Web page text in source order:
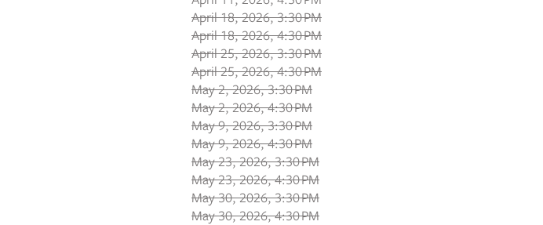
April 18, 2026, 3:30 PM
April 18, 2026, 4:30 PM
April 25, 2026, 3:30 PM
April 25, 2026, 4:30 PM
May 2, 2026, 3:30 PM
May 2, 2026, 4:30 PM
May 9, 2026, 3:30 PM
May 9, 2026, 4:30 PM
May 23, 2026, 3:30 PM
May 23, 2026, 4:30 PM
May 30, 2026, 3:30 PM
May 30, 2026, 4:30 PM